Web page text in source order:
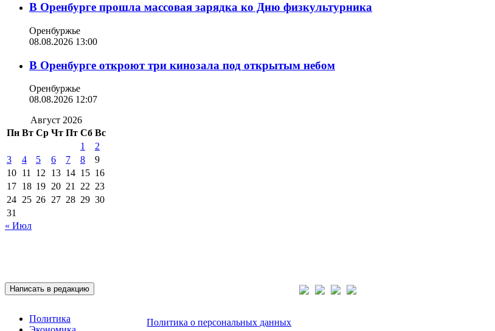
В Оренбурге прошла массовая зарядка ко Дню физкультурника
Оренбуржье
08.08.2026 13:00
В Оренбурге откроют три кинозала под открытым небом
Оренбуржье
08.08.2026 12:07
Август 2026
Пн Вт Ср Чт Пт Сб Вс
1
2
3
4 5 6 7 8
9
10 11 12 13 14 15 16
17 18 19 20 21 22 23
24 25 26 27 28 29 30
31
« Июл
Написать в редакцию
Политика
Политика о персональных данных